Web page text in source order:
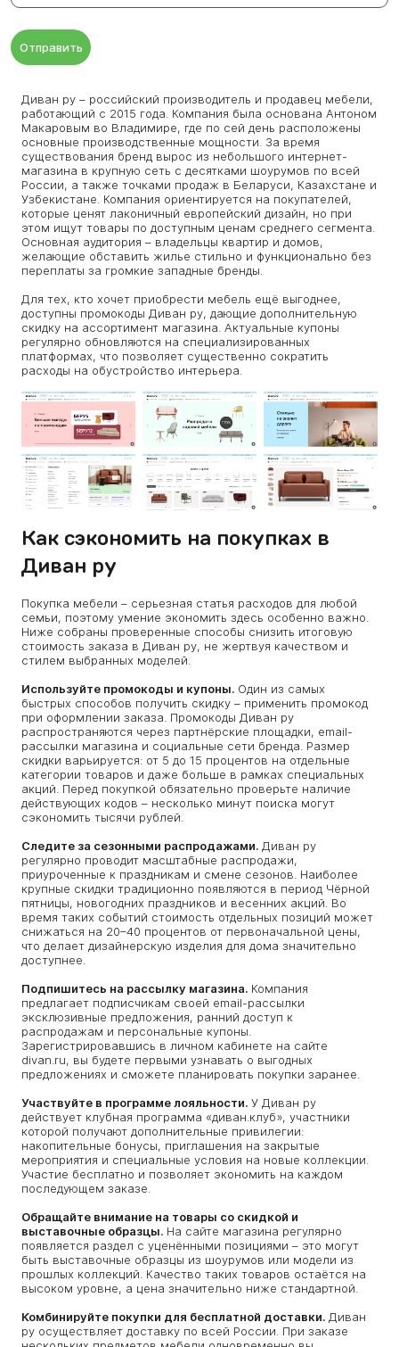
Отправить
Диван ру – российский производитель и продавец мебели,
работающий с 2015 года. Компания была основана Антоном
Макаровым во Владимире, где по сей день расположены
основные производственные мощности. За время
существования бренд вырос из небольшого интернет-
магазина в крупную сеть с десятками шоурумов по всей
России, а также точками продаж в Беларуси, Казахстане и
Узбекистане. Компания ориентируется на покупателей,
которые ценят лаконичный европейский дизайн, но при
этом ищут товары по доступным ценам среднего сегмента.
Основная аудитория – владельцы квартир и домов,
желающие обставить жилье стильно и функционально без
переплаты за громкие западные бренды.
Для тех, кто хочет приобрести мебель ещё выгоднее,
доступны промокоды Диван ру, дающие дополнительную
скидку на ассортимент магазина. Актуальные купоны
регулярно обновляются на специализированных
платформах, что позволяет существенно сократить
расходы на обустройство интерьера.
Как сэкономить на покупках в
Диван ру
Покупка мебели – серьезная статья расходов для любой
семьи, поэтому умение экономить здесь особенно важно.
Ниже собраны проверенные способы снизить итоговую
стоимость заказа в Диван ру, не жертвуя качеством и
стилем выбранных моделей.
Используйте промокоды и купоны. Один из самых
быстрых способов получить скидку – применить промокод
при оформлении заказа. Промокоды Диван ру
распространяются через партнёрские площадки, email-
рассылки магазина и социальные сети бренда. Размер
скидки варьируется: от 5 до 15 процентов на отдельные
категории товаров и даже больше в рамках специальных
акций. Перед покупкой обязательно проверьте наличие
действующих кодов – несколько минут поиска могут
сэкономить тысячи рублей.
Следите за сезонными распродажами. Диван ру
регулярно проводит масштабные распродажи,
приуроченные к праздникам и смене сезонов. Наиболее
крупные скидки традиционно появляются в период Чёрной
пятницы, новогодних праздников и весенних акций. Во
время таких событий стоимость отдельных позиций может
снижаться на 20–40 процентов от первоначальной цены,
что делает дизайнерскую изделия для дома значительно
доступнее.
Подпишитесь на рассылку магазина. Компания
предлагает подписчикам своей email-рассылки
эксклюзивные предложения, ранний доступ к
распродажам и персональные купоны.
Зарегистрировавшись в личном кабинете на сайте
divan.ru, вы будете первыми узнавать о выгодных
предложениях и сможете планировать покупки заранее.
Участвуйте в программе лояльности. У Диван ру
действует клубная программа «диван.клуб», участники
которой получают дополнительные привилегии:
накопительные бонусы, приглашения на закрытые
мероприятия и специальные условия на новые коллекции.
Участие бесплатно и позволяет экономить на каждом
последующем заказе.
Обращайте внимание на товары со скидкой и
выставочные образцы. На сайте магазина регулярно
появляется раздел с уценёнными позициями – это могут
быть выставочные образцы из шоурумов или модели из
прошлых коллекций. Качество таких товаров остаётся на
высоком уровне, а цена значительно ниже стандартной.
Комбинируйте покупки для бесплатной доставки. Диван
ру осуществляет доставку по всей России. При заказе